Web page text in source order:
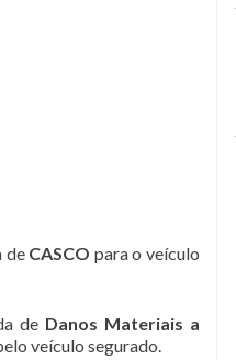
de CASCO para o veículo
de Danos Materiais a
veículo segurado.